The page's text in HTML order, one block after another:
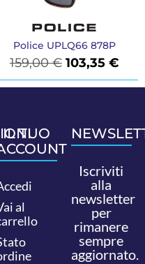
Police UPLQ66 878P
159,00€ 103,35 €
IL TUO
al
Iscriviti
alla
newsletter
per
rimanere
sempre
aggiornato.